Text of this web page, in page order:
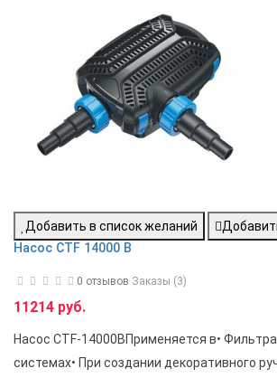
Добавить в список желаний
Насос CTF 14000 B
0 отзывов Заказы (3)
11214 руб.
Насос CTF-14000BПрименяется в•
системах• При создании декоративного